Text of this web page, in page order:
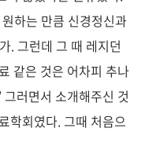
하는 만큼 신경정신과
. 그런데 그 때 레지던
같은 것은 어차피 추나
러면서 소개해주신 것
학회였다. 그때 처음으